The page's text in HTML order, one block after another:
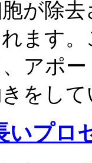
が除
ます
アポ
をし
いプロ